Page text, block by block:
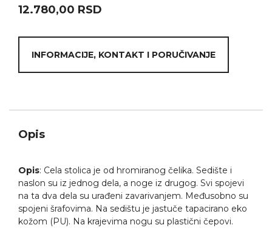
12.780,00 RSD
INFORMACIJE, KONTAKT I PORUČIVANJE
Opis
Opis: Cela stolica je od hromiranog čelika. Sedište i
naslon su iz jednog dela, a noge iz drugog. Svi spojevi
na ta dva dela su urađeni zavarivanjem. Međusobno su
spojeni šrafovima. Na sedištu je jastuče tapacirano eko
kožom (PU). Na krajevima nogu su plastični čepovi.